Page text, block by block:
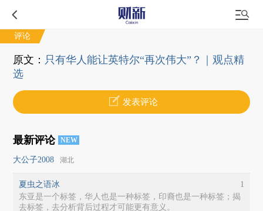
评论
原文： 只有华人能让英特尔“再次伟大”？｜观点精
选
发表评论
最新评论 NEW
大公子2008 湖北
夏虫之语冰
东亚是一个标签，华人也是一种标签，印裔也是一种标签；揭
去标签，去分析背后过程才可能更有意义。
1